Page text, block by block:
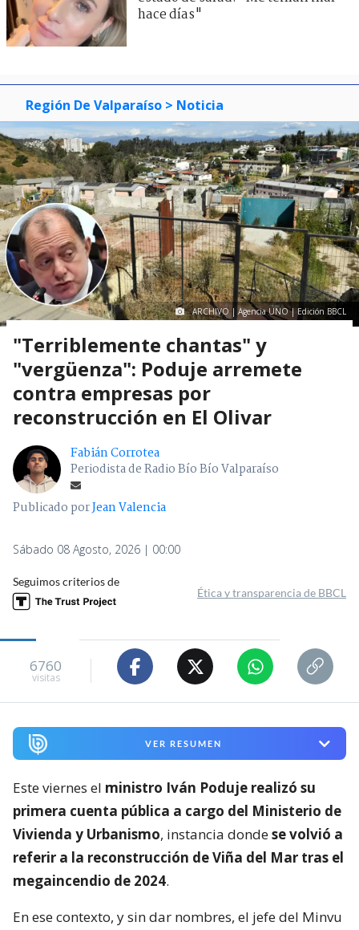
hace días"
Región De Valparaíso > Noticia
ARCHIVO | Agencia UNO | Edición BBCL
"Terriblemente chantas" y
"vergüenza": Poduje arremete
contra empresas por
reconstrucción en El Olivar
Fabián Corrotea
Periodista de Radio Bío Bío Valparaíso
Publicado porJean Valencia
Sábado 08 Agosto, 2026 | 00:00
Seguimos criterios de
Ética y transparencia de BBCL
6760
visitas
VER RESUMEN
Este viernes el ministro Iván Poduje realizó su
primera cuenta pública a cargo del Ministerio de
Vivienda y Urbanismo, instancia dondese volvió a
referir a la reconstrucción de Viña del Mar tras el
megaincendio de 2024.
En ese contexto, y sin dar nombres, el jefe del Minvu